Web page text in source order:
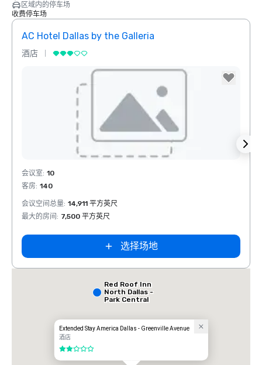
区域内的停车场
收费停车场
AC Hotel Dallas by the Galleria
酒店
Removed from favorites
会议室: 10
客房: 140
会议空间总量: 14,911 平方英尺
最大的房间 : 7,500 平方英尺
选择场地
Extended Stay America Dallas - Greenville Avenue
酒店
2/5
Red Roof Inn
North Dallas -
Park Central